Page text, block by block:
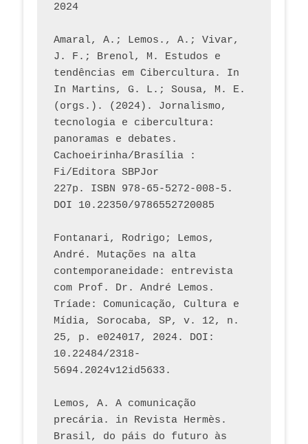
2024
Amaral, A.; Lemos., A.; Vivar,
J. F.; Brenol, M. Estudos e
tendências em Cibercultura. In
In Martins, G. L.; Sousa, M. E.
(orgs.). (2024). Jornalismo,
tecnologia e cibercultura:
panoramas e debates.
Cachoeirinha/Brasília :
Fi/Editora SBPJor
227p. ISBN 978-65-5272-008-5.
DOI 10.22350/9786552720085
Fontanari, Rodrigo; Lemos,
André. Mutações na alta
contemporaneidade: entrevista
com Prof. Dr. André Lemos.
Tríade: Comunicação, Cultura e
Mídia, Sorocaba, SP, v. 12, n.
25, p. e024017, 2024. DOI:
10.22484/2318-
5694.2024v12id5633.
Lemos, A. A comunicação
precária. in Revista Hermès.
Brasil, do páis do futuro às